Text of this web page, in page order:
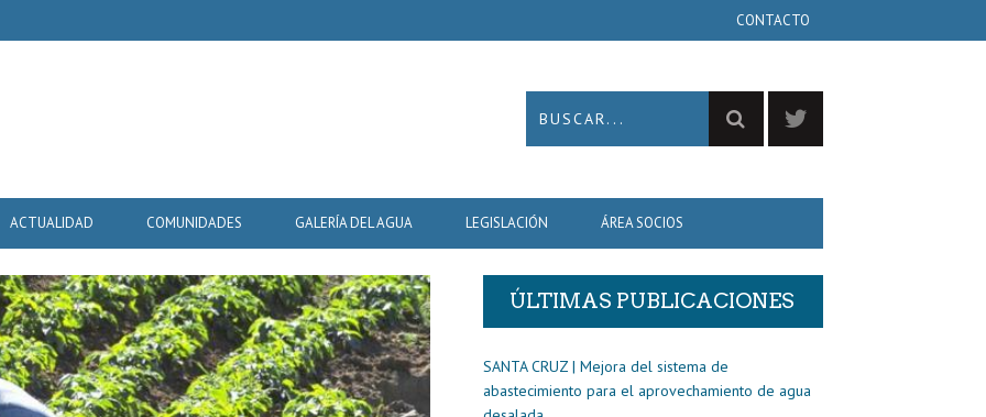
CONTACTO
ACTUALIDAD COMUNIDADES GALERÍA DEL AGUA LEGISLACIÓN ÁREA SOCIOS
ÚLTIMAS PUBLICACIONES
SANTA CRUZ | Mejora del sistema de
abastecimiento para el aprovechamiento de agua